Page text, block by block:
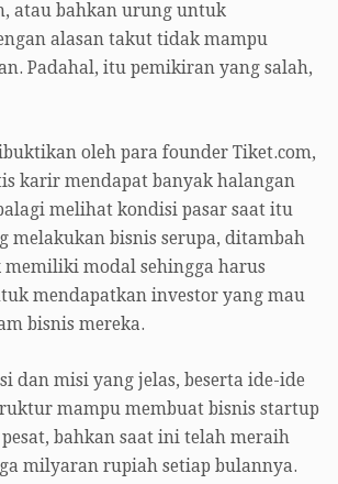
atau bahkan urung untuk
alasan takut tidak mampu
Padahal, itu pemikiran yang salah,
oleh para founder Tiket.com,
karir mendapat banyak halangan
melihat kondisi pasar saat itu
melakukan bisnis serupa, ditambah
modal sehingga harus
mendapatkan investor yang mau
bisnis mereka.
dan misi yang jelas, beserta ide-ide
mampu membuat bisnis startup
bahkan saat ini telah meraih
milyaran rupiah setiap bulannya.